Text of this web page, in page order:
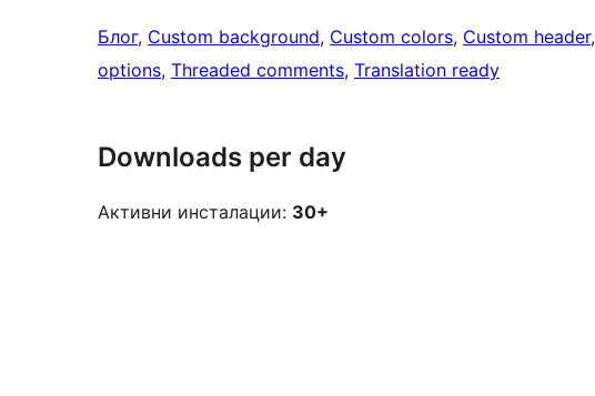
Блог, Custom background, Custom colors, Custom header,
options, Threaded comments, Translation ready
Downloads per day
Активни инсталации: 30+